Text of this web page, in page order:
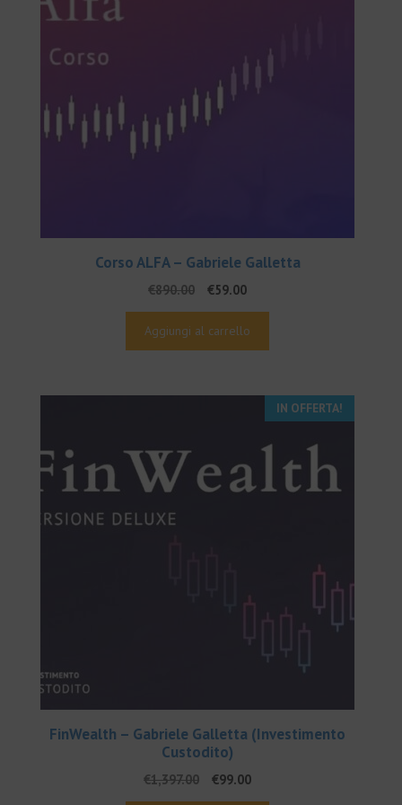
Corso ALFA – Gabriele Galletta
€890.00
Il
prezzo
originale
€59.00Il
prezzo
attuale
Aggiungi al carrello
IN OFFERTA!
FinWealth – Gabriele Galletta (Investimento
Custodito)
€1,397.00
Il
prezzo
€99.00Il
prezzo